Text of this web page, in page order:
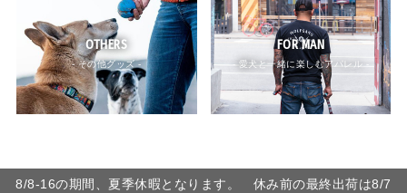
OTHERS
- その他グッズ -
FOR MAN
- 愛犬と一緒に楽しむアパレル -
8/8-16の期間、夏季休暇となります。 休み前の最終出荷は8/7